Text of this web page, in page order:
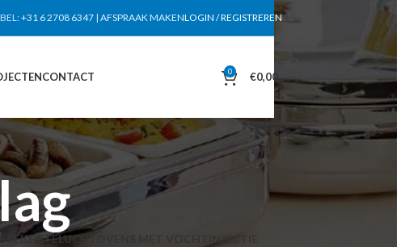
BEL:+31 6 2708 6347 | AFSPRAAK MAKENLOGIN / REGISTREREN
CONTACT 0 €0,00
HETELUCHTOVENS MET VOCHTINJECTIE